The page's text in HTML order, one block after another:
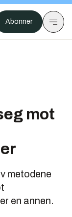
Abonner
mot
metodene
en annen.